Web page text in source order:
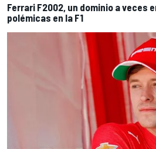
Ferrari F2002, un dominio a veces
polémicas en la F1